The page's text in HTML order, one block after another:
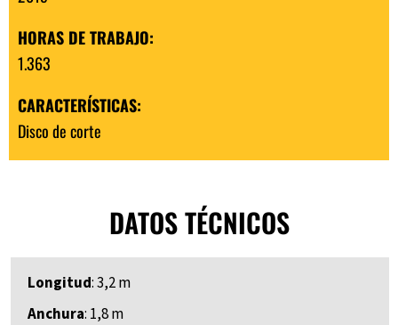
HORAS DE TRABAJO:
1.363
CARACTERÍSTICAS:
Disco de corte
DATOS TÉCNICOS
Longitud: 3,2 m
Anchura: 1,8 m